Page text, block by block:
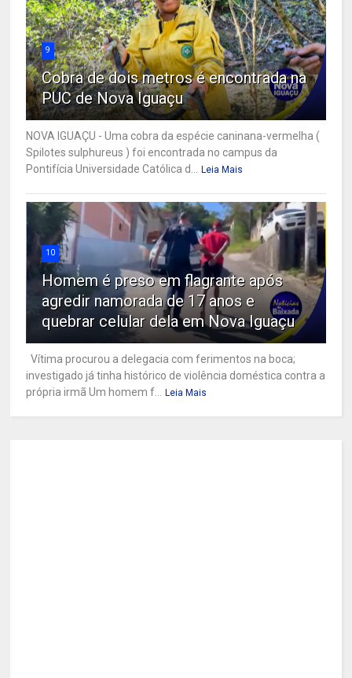
9
Cobra de dois metros é encontrada na
PUC de Nova Iguaçu
NOVA IGUAÇU - Uma cobra da espécie caninana-vermelha (
Spilotes sulphureus ) foi encontrada no campus da
Pontifícia Universidade Católica d...
Leia Mais
10
Homem é preso em flagrante após
agredir namorada de 17 anos e
quebrar celular dela em Nova Iguaçu
Vítima procurou a delegacia com ferimentos na boca;
investigado já tinha histórico de violência doméstica contra a
própria irmã Um homem f...
Leia Mais